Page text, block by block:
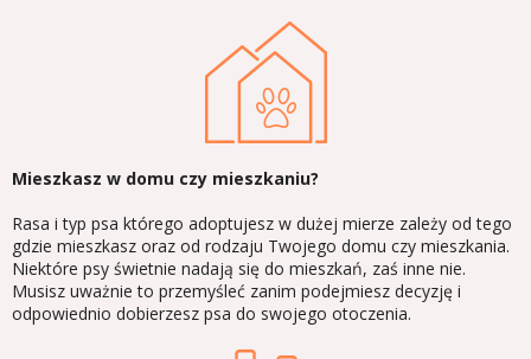
Mieszkasz w domu czy mieszkaniu?
Rasa i typ psa którego adoptujesz w dużej mierze zależy od tego
gdzie mieszkasz oraz od rodzaju Twojego domu czy mieszkania.
Niektóre psy świetnie nadają się do mieszkań, zaś inne nie.
Musisz uważnie to przemyśleć zanim podejmiesz decyzję i
odpowiednio dobierzesz psa do swojego otoczenia.